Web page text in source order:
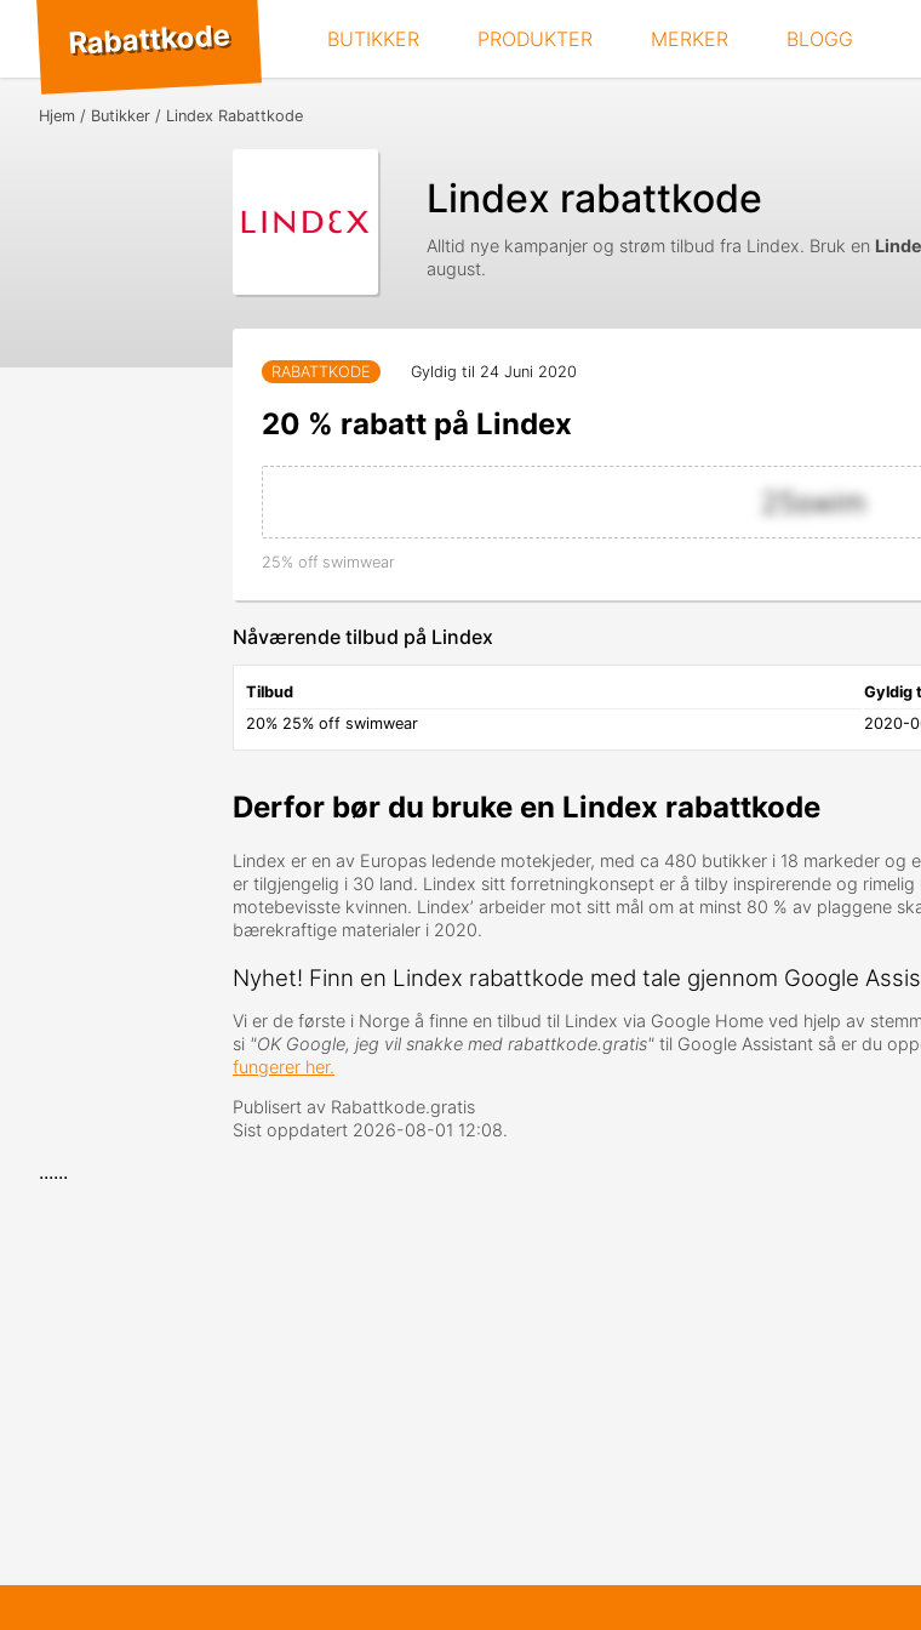
Rabattkode BUTIKKER PRODUKTER MERKER BLOGG
Hjem Butikker Lindex Rabattkode
Lindex rabattkode
Alltid nye kampanjer og strøm tilbud fra Lindex. Bruk en
august.
RABATTKODE Gyldig til 24 Juni 2020
20 % rabatt på Lindex
25swim
25% off swimwear
Nåværende tilbud på Lindex
Tilbud Gyldig
20% 25% off swimwear
2020-
Derfor bør du bruke en Lindex rabattkode
Lindex er en av Europas ledende motekjeder, med ca 480 butikker i 18 markeder og
er tilgjengelig i 30 land. Lindex sitt forretningkonsept er å tilby inspirerende og
motebevisste kvinnen. Lindex’ arbeider mot sitt mål om at minst 80 % av plaggene
bærekraftige materialer i 2020.
Nyhet! Finn en Lindex rabattkode med tale gjennom Google
Vi er de første i Norge å finne en tilbud til Lindex via Google Home ved hjelp av
si "OK Google, jeg vil snakke med rabattkode.gratis" til Google Assistant så er du
fungerer her.
Publisert av Rabattkode.gratis
Sist oppdatert 2026-08-01 12:08.
......